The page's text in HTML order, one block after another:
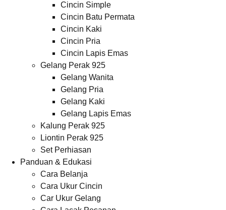
Cincin Simple
Cincin Batu Permata
Cincin Kaki
Cincin Pria
Cincin Lapis Emas
Gelang Perak 925
Gelang Wanita
Gelang Pria
Gelang Kaki
Gelang Lapis Emas
Kalung Perak 925
Liontin Perak 925
Set Perhiasan
Panduan & Edukasi
Cara Belanja
Cara Ukur Cincin
Car Ukur Gelang